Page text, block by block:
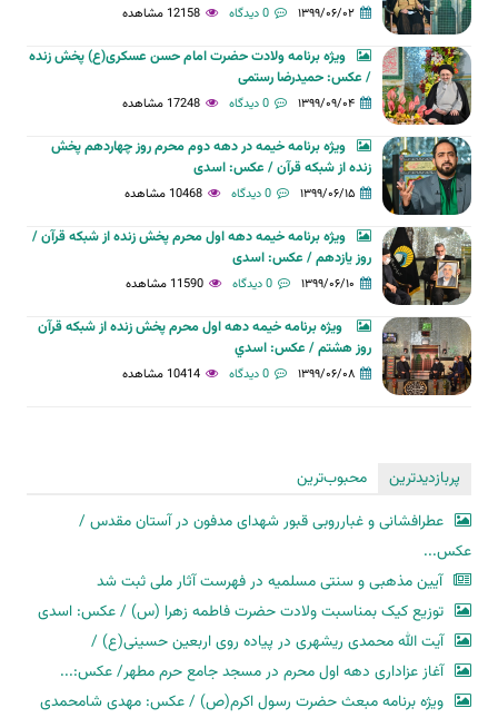
۱۳۹۹/۰۶/۰۲ 0 دیدگاه 12158 مشاهده
ویژه برنامه ولادت حضرت امام حسن عسکری(ع) پخش زنده
/ عکس: حمیدرضا رستمی
۱۳۹۹/۰۹/۰۴ 0 دیدگاه 17248 مشاهده
ویژه برنامه خیمه در دهه دوم محرم روز چهاردهم پخش
زنده از شبکه قرآن / عکس: اسدی
۱۳۹۹/۰۶/۱۵ 0 دیدگاه 10468 مشاهده
ویژه برنامه خیمه دهه اول محرم پخش زنده از شبکه قرآن /
روز یازدهم / عکس: اسدی
۱۳۹۹/۰۶/۱۰ 0 دیدگاه 11590 مشاهده
ويژه برنامه خيمه دهه اول محرم پخش زنده از شبکه قرآن
روز هشتم / عکس: اسدي
۱۳۹۹/۰۶/۰۸ 0 دیدگاه 10414 مشاهده
پربازدیدترین
محبوب‌ترین
عطرافشانی و غبارروبی قبور شهدای مدفون در آستان مقدس /
عکس...
آیین مذهبی و سنتی مسلمیه در فهرست آثار ملی ثبت شد
توزیع کیک بمناسبت ولادت حضرت فاطمه زهرا (س) / عکس: اسدی
آیت الله محمدی ریشهری در پیاده روی اربعین حسینی(ع) /
آغاز عزاداری دهه اول محرم در مسجد جامع حرم مطهر/ عکس:...
ویژه برنامه مبعث حضرت رسول اکرم(ص) / عکس: مهدی شامحمدی